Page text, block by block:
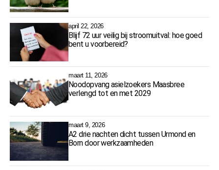
april 22, 2026
Blijf 72 uur veilig bij stroomuitval: hoe goed
bent u voorbereid?
maart 11, 2026
Noodopvang asielzoekers Maasbree
verlengd tot en met 2029
maart 9, 2026
A2 drie nachten dicht tussen Urmond en
Born door werkzaamheden